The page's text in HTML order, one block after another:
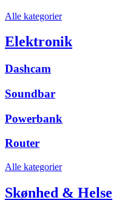
Alle kategorier
Elektronik
Dashcam
Soundbar
Powerbank
Router
Alle kategorier
Skønhed & Helse